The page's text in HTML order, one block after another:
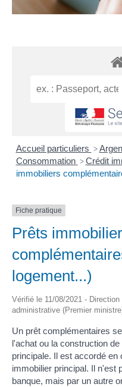
Accueil particuliers >
Consommation > Crédit
immobiliers
Fiche pratique
Prêts
logement...)
Vérifié le 11/08/2021 -
administrative (Premier
Un prêt complémentaires
l'achat ou la construction
principale. Il est accordé
immobilier principal. Il n'est
banque, mais par un autre